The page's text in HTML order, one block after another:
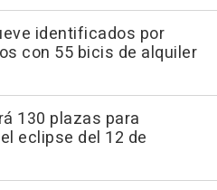
identificados por
con 55 bicis de alquiler
130 plazas para
eclipse del 12 de